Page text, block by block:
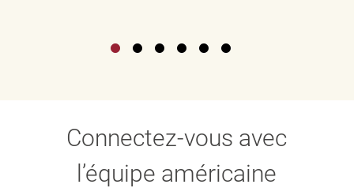
Connectez-vous avec
l’équipe américaine